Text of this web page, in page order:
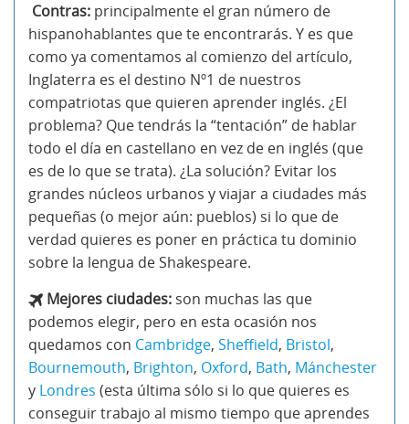
Contras: principalmente el gran número de
hispanohablantes que te encontrarás. Y es que
como ya comentamos al comienzo del artículo,
Inglaterra es el destino Nº1 de nuestros
compatriotas que quieren aprender inglés. ¿El
problema? Que tendrás la “tentación” de hablar
todo el día en castellano en vez de en inglés (que
es de lo que se trata). ¿La solución? Evitar los
grandes núcleos urbanos y viajar a ciudades más
pequeñas (o mejor aún: pueblos) si lo que de
verdad quieres es poner en práctica tu dominio
sobre la lengua de Shakespeare.
Mejores ciudades: son muchas las que
podemos elegir, pero en esta ocasión nos
quedamos con Cambridge, Sheffield, Bristol,
Bournemouth, Brighton, Oxford, Bath, Mánchester
y Londres (esta última sólo si lo que quieres es
conseguir trabajo al mismo tiempo que aprendes